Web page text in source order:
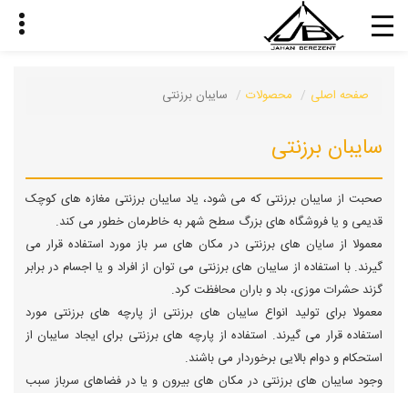
صفحه اصلی محصولات سایبان برزنتی
سایبان برزنتی
صحبت از سایبان برزنتی که می شود، یاد سایبان برزنتی مغازه های کوچک
قدیمی و یا فروشگاه های بزرگ سطح شهر به خاطرمان خطور می کند.
معمولا از سایان های برزنتی در مکان های سر باز مورد استفاده قرار می
گیرند. با استفاده از سایبان های برزنتی می توان از افراد و یا اجسام در برابر
گزند حشرات موزی، باد و باران محافظت کرد.
معمولا برای تولید انواع سایبان های برزنتی از پارچه های برزنتی مورد
استفاده قرار می گیرند. استفاده از پارچه های برزنتی برای ایجاد سایبان از
استحکام و دوام بالایی برخوردار می باشند.
وجود سایبان های برزنتی در مکان های بیرون و یا در فضاهای سرباز سبب